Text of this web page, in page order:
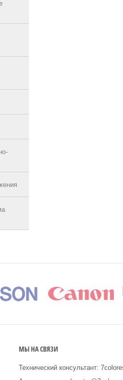
МЫ НА СВЯЗИ
Технический консультант: